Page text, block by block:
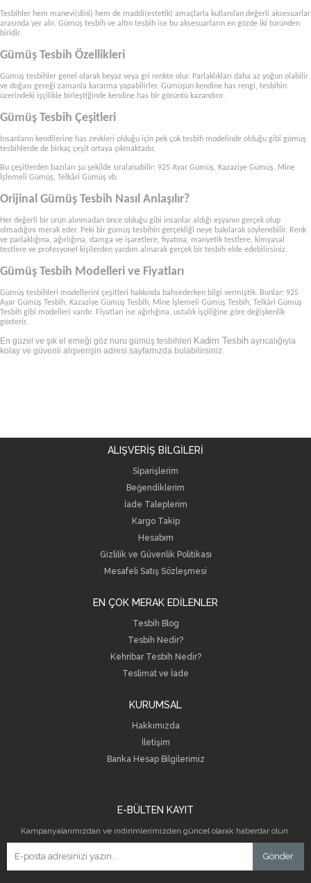
Tesbihler hem manevi(dini) hem de maddi(estetik) amaçlarla kullanılan değerli aksesuarlar
arasında yer alır. Gümüş tesbih ve altın tesbih ise bu aksesuarların en gözde iki türünden
biridir.
Gümüş Tesbih Özellikleri
Gümüş tesbihler genel olarak beyaz veya gri renkte olur. Parlaklıkları daha az yoğun olabilir
ve doğası gereği zamanla kararma yapabilirler. Gümüşün kendine has rengi, tesbihin
üzerindeki işçilikle birleştiğinde kendine has bir görüntü kazandırır.
Gümüş Tesbih Çeşitleri
İnsanların kendilerine has zevkleri olduğu için pek çok tesbih modelinde olduğu gibi gümüş
tesbihlerde de birkaç çeşit ortaya çıkmaktadır.
Bu çeşitlerden bazıları şu şekilde sıralanabilir; 925 Ayar Gümüş, Kazaziye Gümüş, Mine
İşlemeli Gümüş, Telkâri Gümüş vb.
Orijinal Gümüş Tesbih Nasıl Anlaşılır?
Her değerli bir ürün alınmadan önce olduğu gibi insanlar aldığı eşyanın gerçek olup
olmadığını merak eder. Peki bir gümüş tesbihin gerçekliği neye bakılarak söylenebilir. Renk
ve parlaklığına, ağırlığına, damga ve işaretlere, fiyatına, manyetik testlere, kimyasal
testlere ve profesyonel kişilerden yardım alınarak gerçek bir tesbih elde edebilirsiniz.
Gümüş Tesbih Modelleri ve Fiyatları
Gümüş tesbihleri modellerini çeşitleri hakkında bahsederken bilgi vermiştik. Bunlar; 925
Ayar Gümüş Tesbih, Kazaziye Gümüş Tesbih, Mine İşlemeli Gümüş Tesbih, Telkâri Gümüş
Tesbih gibi modelleri vardır. Fiyatları ise ağırlığına, ustalık işçiliğine göre değişkenlik
gösterir.
En güzel ve şık el emeği göz nuru gümüş tesbihleri Kadim Tesbih ayrıcalığıyla
kolay ve güvenli alışverişin adresi sayfamızda bulabilirsiniz.
ALIŞVERİŞ BİLGİLERİ
Siparişlerim
Beğendiklerim
İade Taleplerim
Kargo Takip
Hesabım
Gizlilik ve Güvenlik Politikası
Mesafeli Satış Sözleşmesi
EN ÇOK MERAK EDİLENLER
Tesbih Blog
Tesbih Nedir?
Kehribar Tesbih Nedir?
Teslimat ve İade
KURUMSAL
Hakkımızda
İletişim
Banka Hesap Bilgilerimiz
E-BÜLTEN KAYIT
Kampanyalarımızdan ve indirimlerimizden güncel olarak haberdar olun.
Gönder